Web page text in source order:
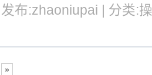
发布:zhaoniupai | 分类:
»